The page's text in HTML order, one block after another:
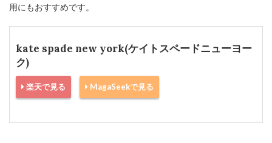
用にもおすすめです。
kate spade new york(ケイトスペードニューヨー
ク)
楽天で見る MagaSeekで見る